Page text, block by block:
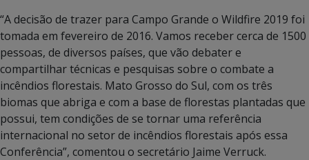
“A decisão de trazer para Campo Grande o Wildfire 2019 foi
tomada em fevereiro de 2016. Vamos receber cerca de 1500
pessoas, de diversos países, que vão debater e
compartilhar técnicas e pesquisas sobre o combate a
incêndios florestais. Mato Grosso do Sul, com os três
biomas que abriga e com a base de florestas plantadas que
possui, tem condições de se tornar uma referência
internacional no setor de incêndios florestais após essa
Conferência”, comentou o secretário Jaime Verruck.